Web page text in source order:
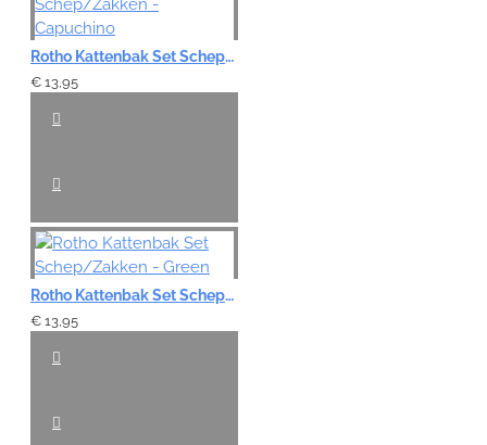
Rotho Kattenbak Set Schep/Zakken - Capuchino
€ 13,95
Rotho Kattenbak Set Schep/Zakken - Green
€ 13,95